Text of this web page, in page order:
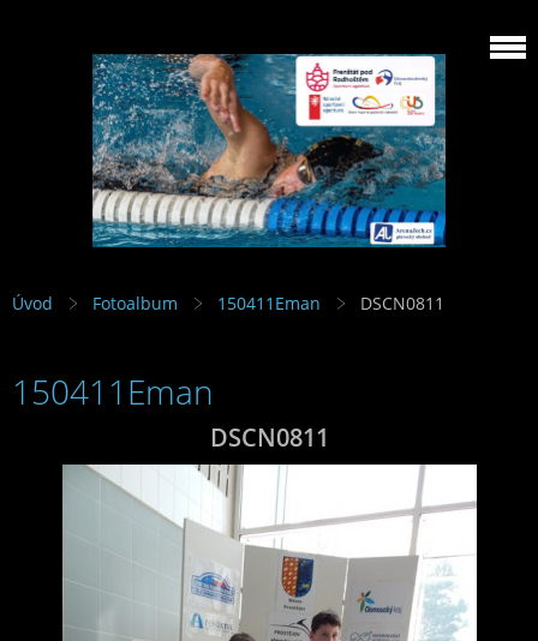
Úvod Fotoalbum 150411Eman DSCN0811
150411Eman
DSCN0811